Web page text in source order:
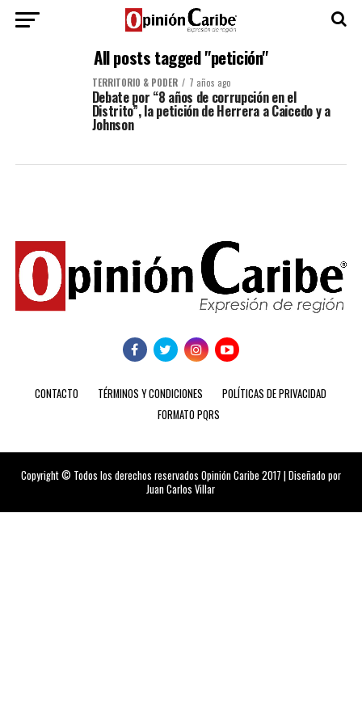
All posts tagged "petición"
TERRITORIO & PODER 7 años ago
Debate por “8 años de corrupción en el
Distrito”, la petición de Herrera a Caicedo y a
Johnson
CONTACTO TÉRMINOS Y CONDICIONES
POLÍTICAS DE PRIVACIDAD
FORMATO PQRS
Copyright © Todos los derechos reservados Opinión Caribe 2017 | Diseñado por
Juan Carlos Villar